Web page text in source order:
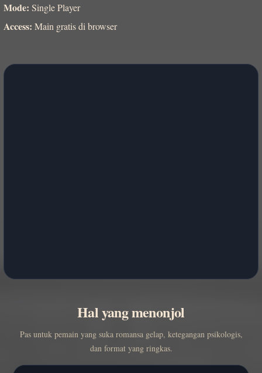
Mode: Single Player
Access: Main gratis di browser
Hal yang menonjol
Pas untuk pemain yang suka romansa gelap, ketegangan psikologis,
dan format yang ringkas.